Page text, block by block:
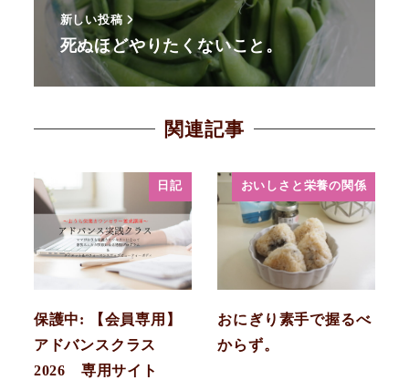
新しい投稿
死ぬほどやりたくないこと。
関連記事
日記
保護中: 【会員専用】
アドバンスクラス
2026 専用サイト
おいしさと栄養の関係
おにぎり素手で握るべ
からず。